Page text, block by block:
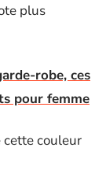
plus
robe, ces
pour femme
couleur